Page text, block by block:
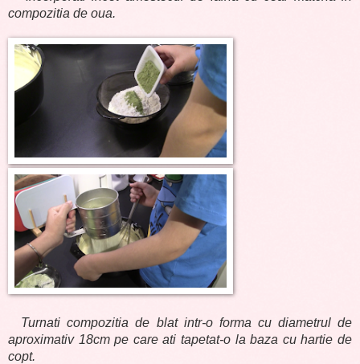
compozitia de oua.
Turnati compozitia de blat intr-o forma cu diametrul de
aproximativ 18cm pe care ati tapetat-o la baza cu hartie de
copt.